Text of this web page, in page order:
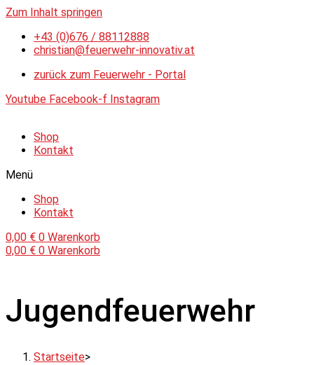
Zum Inhalt springen
+43 (0)676 / 88112888
christian@feuerwehr-innovativ.at
zurück zum Feuerwehr - Portal
Youtube Facebook-f Instagram
Shop
Kontakt
Menü
Shop
Kontakt
0,00 € 0 Warenkorb
0,00 € 0 Warenkorb
Jugendfeuerwehr
Startseite>